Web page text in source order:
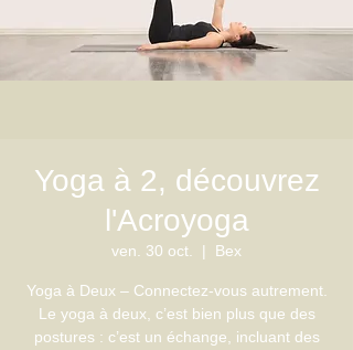
Yoga à 2, découvrez
l'Acroyoga
ven. 30 oct.
  |
Bex
Yoga à Deux – Connectez-vous autrement.
Le yoga à deux, c’est bien plus que des
postures : c’est un échange, incluant des